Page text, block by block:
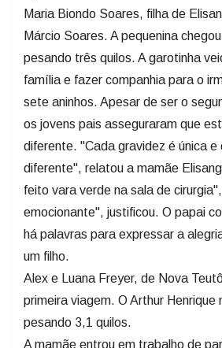
Maria Biondo Soares, filha de
Márcio Soares. A pequenina
pesando três quilos. A garotinha
família e fazer companhia para o
sete aninhos. Apesar de ser o
os jovens pais asseguraram que
diferente. "Cada gravidez é única e
diferente", relatou a mamãe
feito vara verde na sala de
emocionante", justificou. O papai
há palavras para expressar a
um filho.
Alex e Luana Freyer, de Nova
primeira viagem. O Arthur Henrique
pesando 3,1 quilos.
A mamãe entrou em trabalho de